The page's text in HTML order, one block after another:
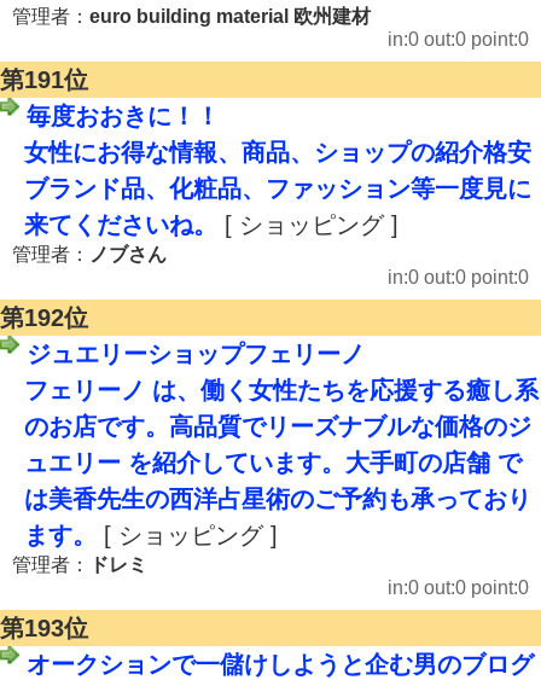
管理者： euro building material 欧州建材
in:0 out:0 point:0
第191位
毎度おおきに！！
女性にお得な情報、商品、ショップの紹介格安
ブランド品、化粧品、ファッション等一度見に
来てくださいね。
[ ショッピング ]
管理者：
ノブさん
in:0 out:0 point:0
第192位
ジュエリーショップフェリーノ
フェリーノ は、働く女性たちを応援する癒し系
のお店です。高品質でリーズナブルな価格のジ
ュエリー を紹介しています。大手町の店舗 で
は美香先生の西洋占星術のご予約も承っており
ます。
[ ショッピング ]
管理者：
ドレミ
in:0 out:0 point:0
第193位
オークションで一儲けしようと企む男のブログ